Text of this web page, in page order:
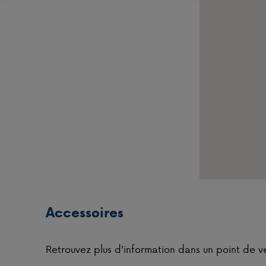
Accessoires
Retrouvez plus d'information dans un point de